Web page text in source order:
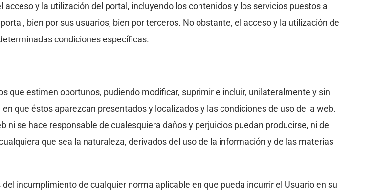
y la utilización del portal, incluyendo los contenidos y los servicios puestos a
bien por sus usuarios, bien por terceros. No obstante, el acceso y la utilización de
condiciones específicas.
que estimen oportunos, pudiendo modificar, suprimir e incluir, unilateralmente y sin
que éstos aparezcan presentados y localizados y las condiciones de uso de la web.
se hace responsable de cualesquiera daños y perjuicios puedan producirse, ni de
que sea la naturaleza, derivados del uso de la información y de las materias
incumplimiento de cualquier norma aplicable en que pueda incurrir el Usuario en su